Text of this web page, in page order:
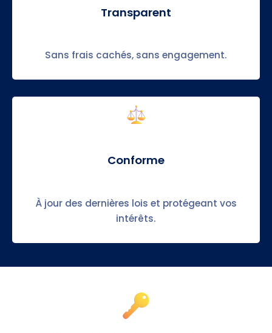
Transparent
Sans frais cachés, sans engagement.
Conforme
À jour des dernières lois et protégeant vos
intérêts.